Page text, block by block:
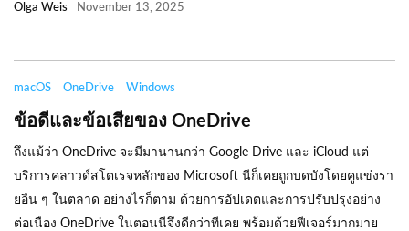
Olga Weis November 13, 2025
macOS OneDrive Windows
ข้อดีและข้อเสียของ OneDrive
ถึงแม้ว่า OneDrive จะมีมานานกว่า Google Drive และ iCloud แต่
บริการคลาวด์สโตเรจหลักของ Microsoft นีก็เคยถูกบดบังโดยคูแข่งรา
ยอืน ๆ ในตลาด อย่างไรก็ตาม ด้วยการอัปเดตและการปรับปรุงอย่าง
ต่อเนือง OneDrive ในตอนนีจึงดีกว่าทีเคย พร้อมด้วยฟีเจอร์มากมาย